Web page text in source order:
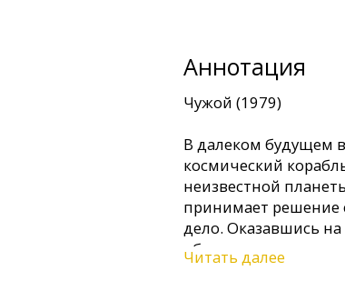
Аннотация
Чужой (1979)
В далеком будущем
космический
неизвестной
принимает решение
дело. Оказавшись
обнаруживают
напоминающие
Читать далее